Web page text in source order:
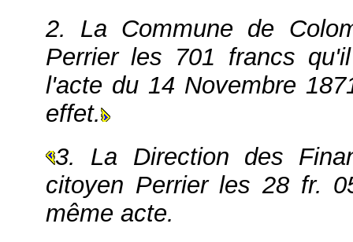
2. La Commune de
Perrier les 701 francs
l'acte du 14 Novembre
effet.
3. La Direction des
citoyen Perrier les 28 fr.
même acte.